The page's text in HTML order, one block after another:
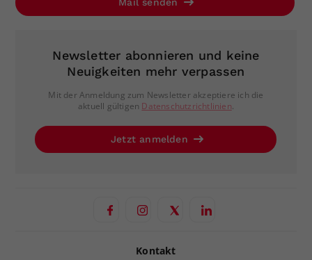
Newsletter abonnieren und keine
Neuigkeiten mehr verpassen
Mit der Anmeldung zum Newsletter akzeptiere ich die
aktuell gültigen Datenschutzrichtlinien.
Jetzt anmelden
Kontakt